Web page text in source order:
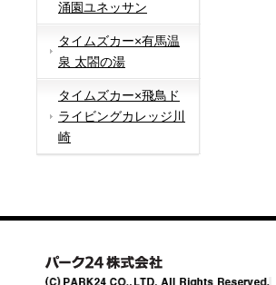
涌園ユネッサン
タイムズカー×有馬温
泉 太閤の湯
タイムズカー×飛鳥ド
ライビングカレッジ川
崎